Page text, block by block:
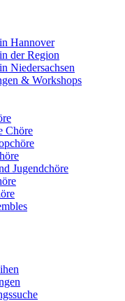
Hannover
der Region
Niedersachsen
& Workshops
Chöre
Jugendchöre